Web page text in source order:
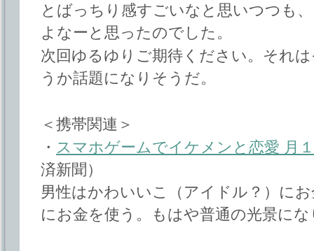
とばっちり感すごいなと思いつつも
よなーと思ったのでした。
次回ゆるゆりご期待ください。それ
うか話題になりそうだ。
＜携帯関連＞
・ スマホゲームでイケメンと恋愛 月
済新聞）
男性はかわいいこ（アイドル？）に
にお金を使う。もはや普通の光景に